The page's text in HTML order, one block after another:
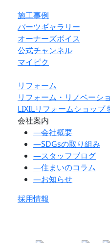
施工事例
パーツギャラリー
オーナーズボイス
公式チャンネル
マイピク
リフォーム
リフォーム・リノベーシ
LIXILリフォームショップ
会社案内
―会社概要
―SDGsの取り組み
―スタッフブログ
―住まいのコラム
―お知らせ
採用情報